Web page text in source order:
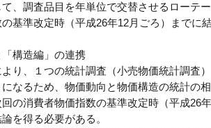
、調査品目を年単位で交替させるローテ
基準改定時（平成26年12月ごろ）までに
構造編」の連携
り、１つの統計調査（小売物価統計調査
なるため、物価動向と物価構造の統計の
の消費者物価指数の基準改定時（平成26
を得る必要がある。